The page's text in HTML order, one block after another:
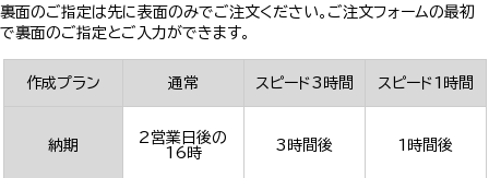
裏面のご指定は先に表面のみでご注文ください。ご注文フォームの最初
で裏面のご指定とご入力ができます。
作成プラン 通常 スピード3時間 スピード1時間
納期
2営業日後の
16時
3時間後 1時間後